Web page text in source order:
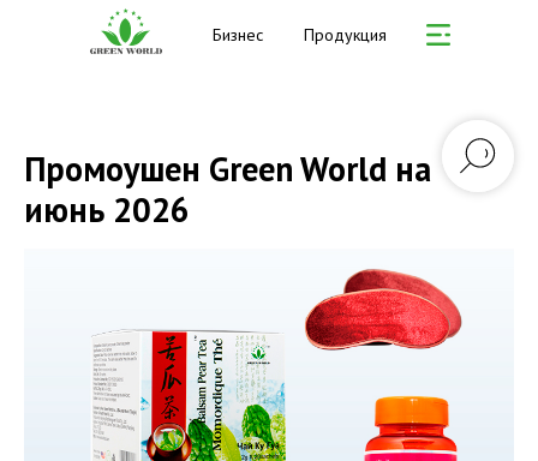
Бизнес Продукция
Промоушен Green World на
июнь 2026